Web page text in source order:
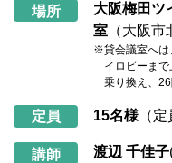
場所
大阪梅田ツ
室 （大阪
※貸会議室へは
イロビーま
乗り換え、26
定員 15名様 （
講師 渡辺 千佳子